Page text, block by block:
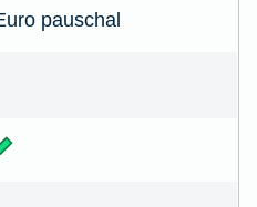
pauschal